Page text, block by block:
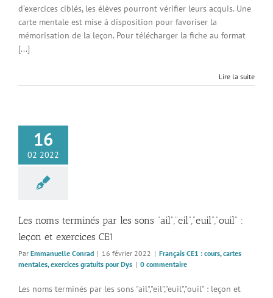
d’exercices ciblés, les élèves pourront vérifier leurs acquis. Une
carte mentale est mise à disposition pour favoriser la
mémorisation de la leçon. Pour télécharger la fiche au format
[...]
Lire la suite
16
02 2022
Les noms terminés par les sons “ail”,”eil”,”euil”,”ouil” :
leçon et exercices CE1
Par Emmanuelle Conrad | 16 février 2022 | Français CE1 : cours, cartes
mentales, exercices gratuits pour Dys | 0 commentaire
Les noms terminés par les sons "ail","eil","euil","ouil" : leçon et